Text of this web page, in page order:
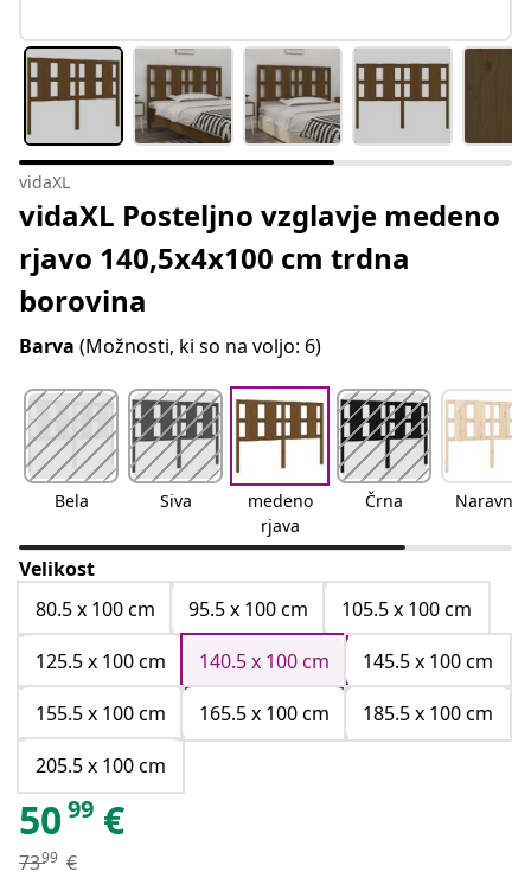
vidaXL
vidaXL Posteljno vzglavje medeno
rjavo 140,5x4x100 cm trdna
borovina
Barva (Možnosti, ki so na voljo: 6)
Bela Siva
medeno
rjava
Črna Naravna
Velikost
80.5 x 100 cm
95.5 x 100 cm
105.5 x 100 cm
125.5 x 100 cm
140.5 x 100 cm
145.5 x 100 cm
155.5 x 100 cm
165.5 x 100 cm
185.5 x 100 cm
205.5 x 100 cm
5099 €
7399 €